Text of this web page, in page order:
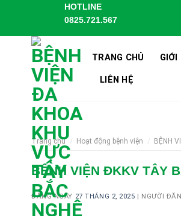
content
HOTLINE
0825.721.567
TRANG CHỦ GIỚI
LIÊN HỆ
Trang chủ / Hoạt động bệnh viện / BỆNH
BỆNH VIỆN ĐKKV TÂY
ĐĂNG NGÀY 27 THÁNG 2, 2025 | NGƯỜI